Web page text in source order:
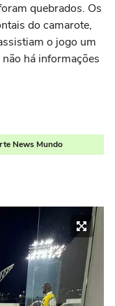
quebrados. Os
do camarote,
o jogo um
há informações
News Mundo